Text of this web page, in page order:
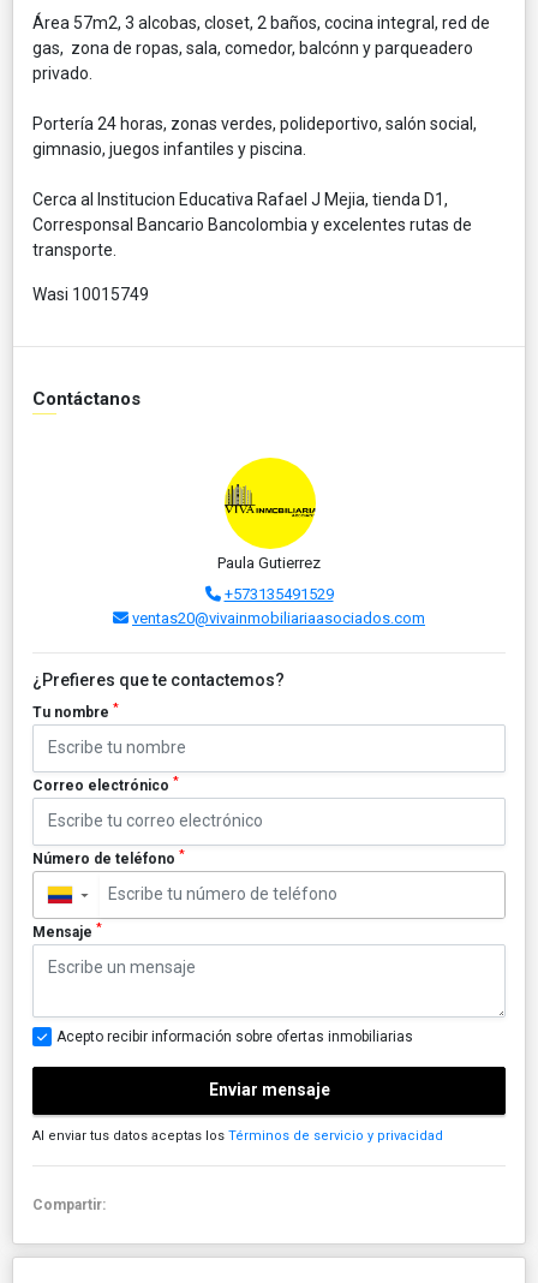
Área 57m2, 3 alcobas, closet, 2 baños, cocina integral, red de
gas, zona de ropas, sala, comedor, balcónn y parqueadero
privado.
Portería 24 horas, zonas verdes, polideportivo, salón social,
gimnasio, juegos infantiles y piscina.
Cerca al Institucion Educativa Rafael J Mejia, tienda D1,
Corresponsal Bancario Bancolombia y excelentes rutas de
transporte.
Wasi 10015749
Contáctanos
Paula Gutierrez
+573135491529
ventas20@vivainmobiliariaasociados.com
¿Prefieres que te contactemos?
Tu nombre *
Correo electrónico *
Número de teléfono *
▼
Mensaje *
Acepto recibir información sobre ofertas inmobiliarias
Enviar mensaje
Al enviar tus datos aceptas los Términos de servicio y privacidad
Compartir: